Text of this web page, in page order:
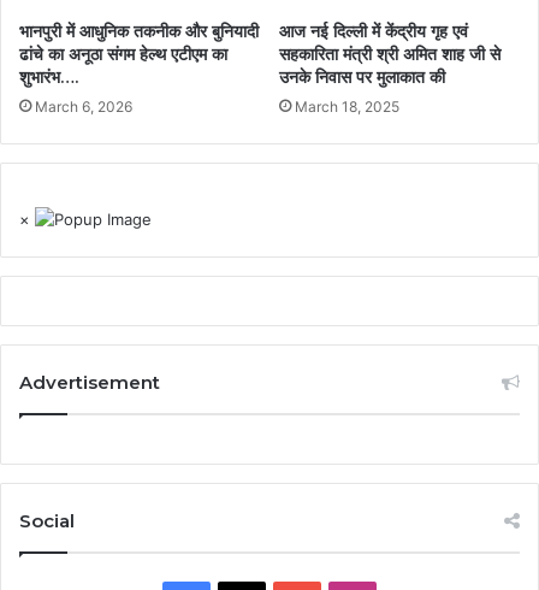
भानपुरी में आधुनिक तकनीक और बुनियादी
ढांचे का अनूठा संगम हेल्थ एटीएम का
शुभारंभ….
March 6, 2026
आज नई दिल्ली में केंद्रीय गृह एवं
सहकारिता मंत्री श्री अमित शाह जी से
उनके निवास पर मुलाकात की
March 18, 2025
×
Advertisement
Social